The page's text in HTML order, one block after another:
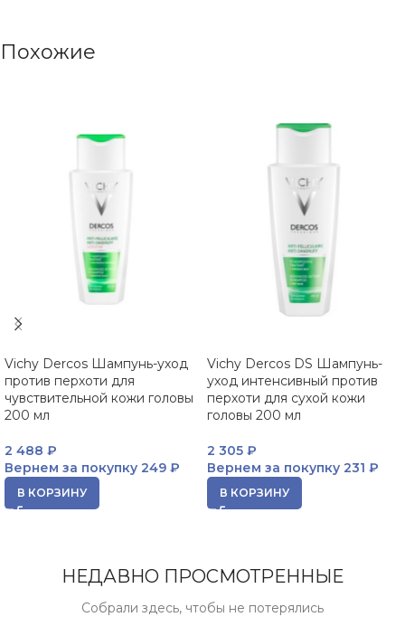
Похожие
Vichy Dercos Шампунь-уход
против перхоти для
чувствительной кожи головы
200 мл
2 488 ₽
Вернем за покупку 249 ₽
В КОРЗИНУ
Vichy Dercos DS Шампунь-
уход интенсивный против
перхоти для сухой кожи
головы 200 мл
2 305 ₽
Вернем за покупку 231 ₽
В КОРЗИНУ
НЕДАВНО ПРОСМОТРЕННЫЕ
Собрали здесь, чтобы не потерялись